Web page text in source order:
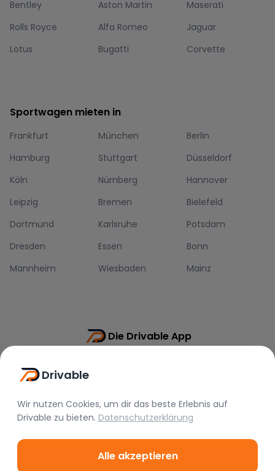
Bentley
Aston Martin
Maserati
Rolls Royce
Alfa Romeo
Jaguar
Lotus
Bugatti Corvette
Sportwagen mieten in
Frankfurt München
Berlin
Hamburg
Stuttgart
Düsseldorf
Köln
Nürnberg
Hannover
Leipzig
Bremen
Bielefeld
Dortmund
Karlsruhe
Potsdam
Dresden
Essen
Bonn
Mannheim
Wiesbaden Mainz
Die Drivable App
Drivable
Wir nutzen Cookies, um dir das beste Erlebnis auf
Drivable zu bieten. Datenschutzerklärung
Alle akzeptieren